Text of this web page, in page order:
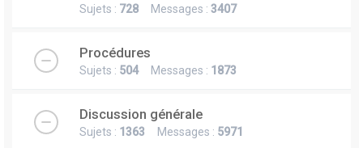
Sujets : 728 Messages : 3407
Procédures
Sujets : 504Messages : 1873
Discussion générale
Sujets : 1363 Messages : 5971